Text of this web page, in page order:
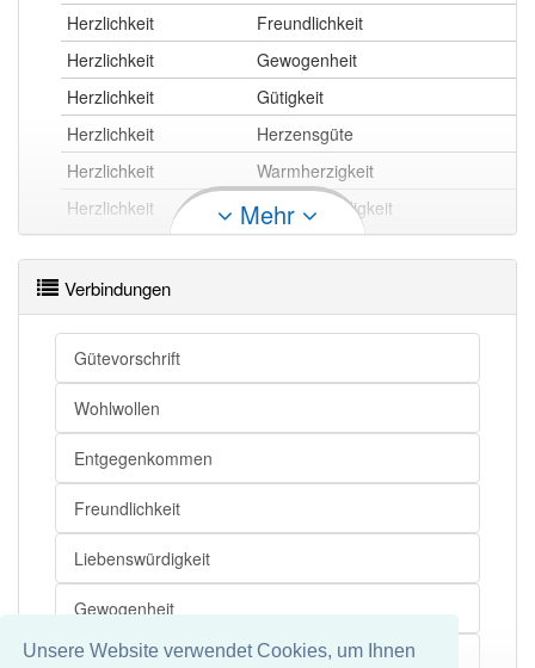
Unsere Website verwendet Cookies, um Ihnen
Herzlichkeit
Freundlichkeit
Herzlichkeit
Gewogenheit
Herzlichkeit
Gütigkeit
Herzlichkeit
Herzensgüte
Herzlichkeit
Warmherzigkeit
Herzlichkeit
Liebenswürdigkeit
Herzlichkeit
Herzlichkeit
Indulgenz
Herzlichkeit
Herzlichkeit
Mildtätigkeit
Herzlichkeit
Herzlichkeit
Herzlichkeit openthesaurus
Mehr
Verbindungen
Gütevorschrift
Wohlwollen
Entgegenkommen
Freundlichkeit
Liebenswürdigkeit
Gewogenheit
Herzensgüte